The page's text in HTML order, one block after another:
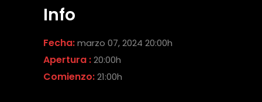
Info
Fecha:marzo 07, 2024 20:00h
Apertura :20:00h
Comienzo:21:00h